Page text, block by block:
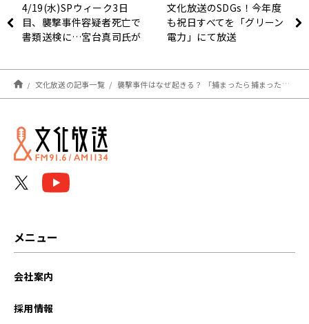
4/19(水)SPウィーク3日
目、襲撃事件容疑者死亡で
書類送検に…宮台真司氏が
は…？
文化放送のSDGs！今年度
も祝日すべてを「グリーン
電力」にて放送
文化放送の記事一覧 襲撃事件はなぜ起きる？ 「捕まったら捕まったでいい」という感覚が原因!?
メニュー
会社案内
採用情報